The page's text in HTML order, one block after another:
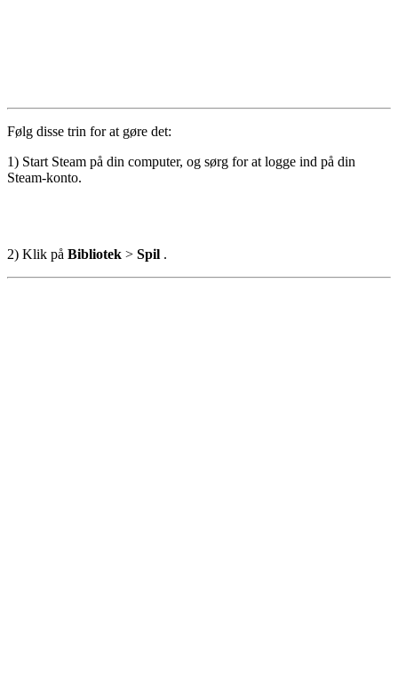
Følg disse trin for at gøre det:
1) Start Steam på din computer, og sørg for at logge ind på din
Steam-konto.
2) Klik på Bibliotek > Spil .